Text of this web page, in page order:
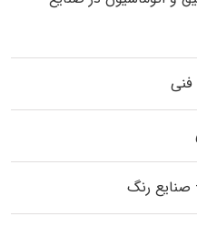
فنی
صنایع رنگ